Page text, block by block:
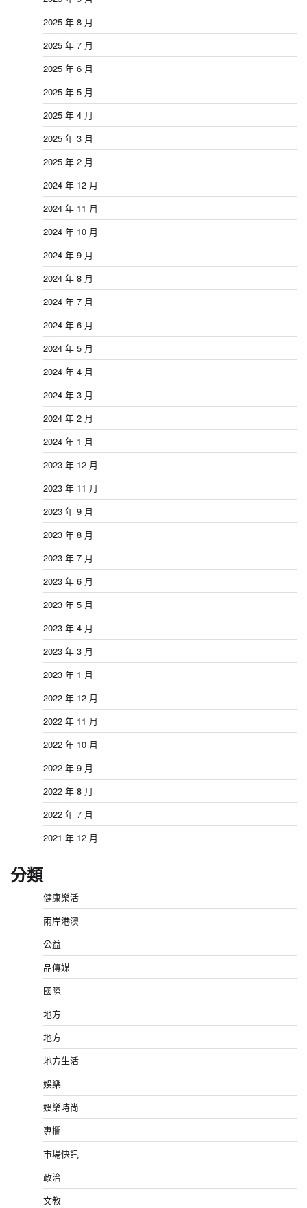
2025 年 8 月
2025 年 7 月
2025 年 6 月
2025 年 5 月
2025 年 4 月
2025 年 3 月
2025 年 2 月
2024 年 12 月
2024 年 11 月
2024 年 10 月
2024 年 9 月
2024 年 8 月
2024 年 7 月
2024 年 6 月
2024 年 5 月
2024 年 4 月
2024 年 3 月
2024 年 2 月
2024 年 1 月
2023 年 12 月
2023 年 11 月
2023 年 9 月
2023 年 8 月
2023 年 7 月
2023 年 6 月
2023 年 5 月
2023 年 4 月
2023 年 3 月
2023 年 1 月
2022 年 12 月
2022 年 11 月
2022 年 10 月
2022 年 9 月
2022 年 8 月
2022 年 7 月
2021 年 12 月
分類
健康樂活
兩岸港澳
公益
品傳媒
國際
地方
地方
地方生活
娛樂
娛樂時尚
專欄
市場快訊
政治
文教